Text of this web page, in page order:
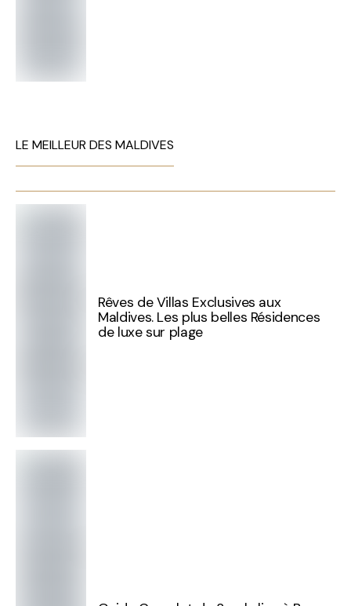
LE MEILLEUR DES MALDIVES
Rêves de Villas Exclusives aux
Maldives. Les plus belles Résidences
de luxe sur plage